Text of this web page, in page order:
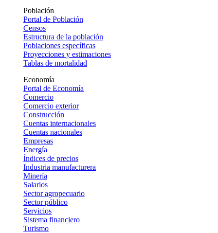
Población
Portal de Población
Censos
Estructura de la población
Poblaciones específicas
Proyecciones y estimaciones
Tablas de mortalidad
Economía
Portal de Economía
Comercio
Comercio exterior
Construcción
Cuentas internacionales
Cuentas nacionales
Empresas
Energía
Índices de precios
Industria manufacturera
Minería
Salarios
Sector agropecuario
Sector público
Servicios
Sistema financiero
Turismo